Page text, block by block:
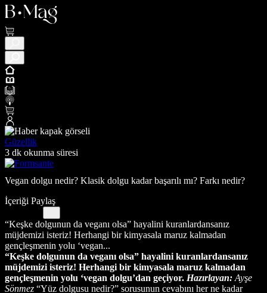
Güzellik
3 dk okunma süresi
Vegan dolgu nedir? Klasik dolgu kadar başarılı mı? Farkı nedir?
İçeriği Paylaş
“Keşke dolgunun da veganı olsa” hayalini kuranlardansanız
müjdemizi isteriz! Herhangi bir kimyasala maruz kalmadan
gençleşmenin yolu ‘vegan...
“Keşke dolgunun da veganı olsa” hayalini kuranlardansanız
müjdemizi isteriz! Herhangi bir kimyasala maruz kalmadan
gençleşmenin yolu ‘vegan dolgu’dan geçiyor. Hazırlayan: Ayşe
Sönmez “Yüz dolgusu nedir?” sorusunun cevabını her ne kadar